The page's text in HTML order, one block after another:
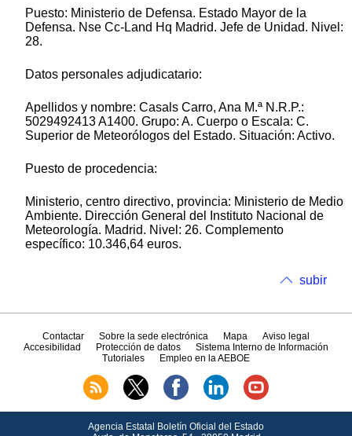
Puesto: Ministerio de Defensa. Estado Mayor de la
Defensa. Nse Cc-Land Hq Madrid. Jefe de Unidad. Nivel:
28.
Datos personales adjudicatario:
Apellidos y nombre: Casals Carro, Ana M.ª N.R.P.:
5029492413 A1400. Grupo: A. Cuerpo o Escala: C.
Superior de Meteorólogos del Estado. Situación: Activo.
Puesto de procedencia:
Ministerio, centro directivo, provincia: Ministerio de Medio
Ambiente. Dirección General del Instituto Nacional de
Meteorología. Madrid. Nivel: 26. Complemento
específico: 10.346,64 euros.
subir
Contactar Sobre la sede electrónica Mapa
Aviso legal
Accesibilidad
Protección de datos
Sistema Interno de Información
Tutoriales
Empleo en la AEBOE
Agencia Estatal Boletín Oficial del Estado